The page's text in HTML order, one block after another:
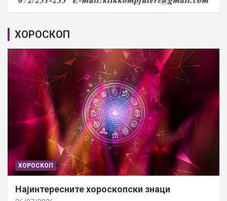
ХОРОСКОП
ХОРОСКОП
Најинтересните хороскопски знаци